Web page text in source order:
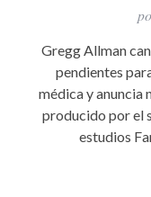
Gregg Allman
pendientes
médica y anuncia
producido por el
estudios